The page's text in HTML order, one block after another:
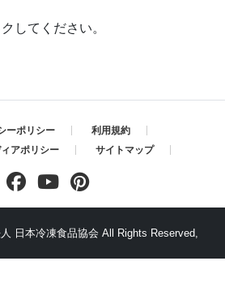
してください。
ーポリシー
利用規約
アポリシー
サイトマップ
日本冷凍食品協会 All Rights Reserved,